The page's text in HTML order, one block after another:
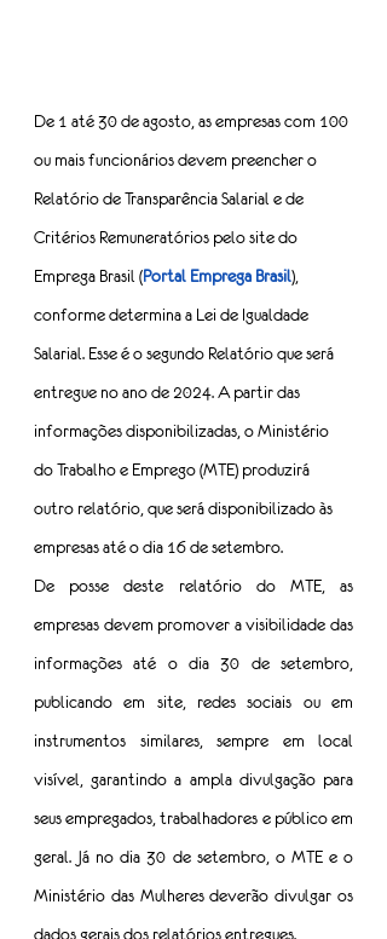
De 1 até 30 de agosto, as empresas com 100
ou mais funcionários devem preencher o
Relatório de Transparência Salarial e de
Critérios Remuneratórios pelo site do
Emprega Brasil (Portal Emprega Brasil),
conforme determina a Lei de Igualdade
Salarial. Esse é o segundo Relatório que será
entregue no ano de 2024. A partir das
informações disponibilizadas, o Ministério
do Trabalho e Emprego (MTE) produzirá
outro relatório, que será disponibilizado às
empresas até o dia 16 de setembro.
De posse deste relatório do MTE, as
empresas devem promover a visibilidade das
informações até o dia 30 de setembro,
publicando em site, redes sociais ou em
instrumentos similares, sempre em local
visível, garantindo a ampla divulgação para
seus empregados, trabalhadores e público em
geral. Já no dia 30 de setembro, o MTE e o
Ministério das Mulheres deverão divulgar os
dados gerais dos relatórios entregues.